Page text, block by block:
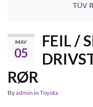
TÜV
MAY
05
FEIL /
RØR
Byadmin in Toyota